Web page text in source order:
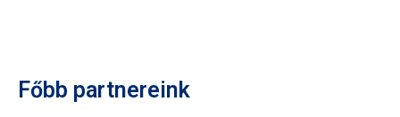
Főbb partnereink